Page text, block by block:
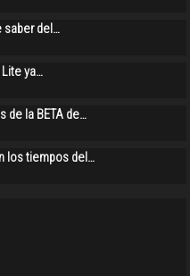
saber del…
Lite ya…
de la BETA de…
los tiempos del…